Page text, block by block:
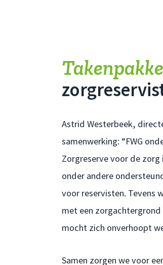
Astrid Westerbeek,
samenwerking: “FWG
Zorgreserve voor de
onder andere
voor reservisten. Tevens
met een
mocht zich onverhoopt
Samen zorgen we voor